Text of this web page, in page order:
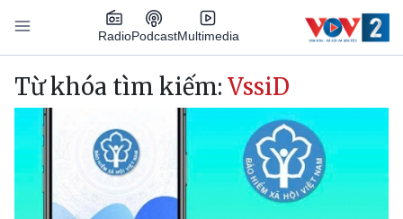
Nhảy đến nội dung
RadioPodcastMultimedia
Main navigation
Từ khóa tìm kiếm: VssiD